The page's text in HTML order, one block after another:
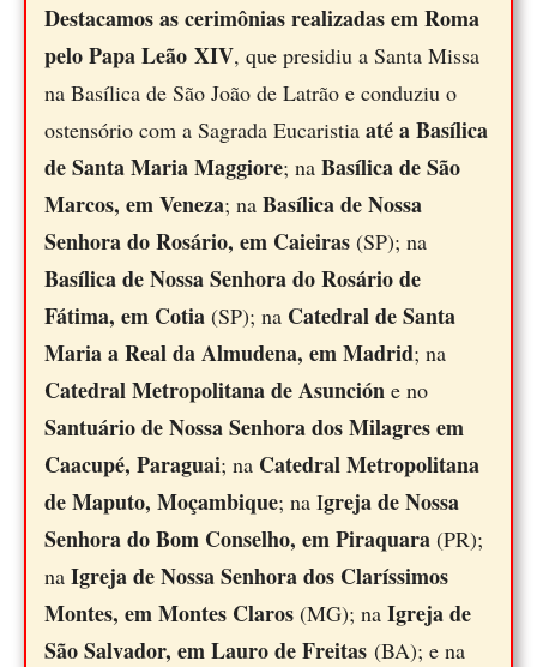
Destacamos as cerimônias realizadas em Roma
pelo Papa Leão XIV, que presidiu a Santa Missa
na Basílica de São João de Latrão e conduziu o
ostensório com a Sagrada Eucaristia até a Basílica
de Santa Maria Maggiore; na Basílica de São
Marcos, em Veneza; na Basílica de Nossa
Senhora do Rosário, em Caieiras (SP); na
Basílica de Nossa Senhora do Rosário de
Fátima, em Cotia (SP); na Catedral de Santa
Maria a Real da Almudena, em Madrid; na
Catedral Metropolitana de Asunción e no
Santuário de Nossa Senhora dos Milagres em
Caacupé, Paraguai; na Catedral Metropolitana
de Maputo, Moçambique; na Igreja de Nossa
Senhora do Bom Conselho, em Piraquara (PR);
na Igreja de Nossa Senhora dos Claríssimos
Montes, em Montes Claros (MG); na Igreja de
São Salvador, em Lauro de Freitas (BA); e na